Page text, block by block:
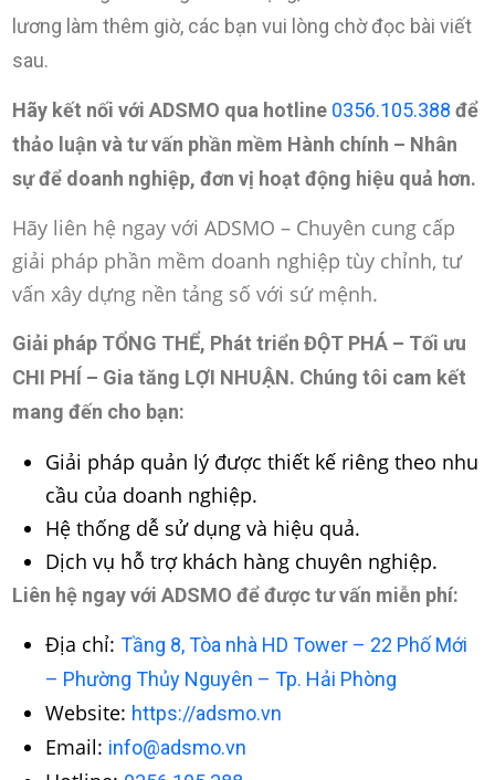
lương làm thêm giờ, các bạn vui lòng chờ đọc bài viết
sau.
Hãy kết nối với ADSMO qua hotline 0356.105.388để
thảo luận và tư vấn phần mềm Hành chính – Nhân
sự để doanh nghiệp, đơn vị hoạt động hiệu quả hơn.
Hãy liên hệ ngay với ADSMO – Chuyên cung cấp
giải pháp phần mềm doanh nghiệp tùy chỉnh, tư
vấn xây dựng nền tảng số với sứ mệnh.
Giải pháp TỔNG THỂ, Phát triển ĐỘT PHÁ – Tối ưu
CHI PHÍ – Gia tăng LỢI NHUẬN. Chúng tôi cam kết
mang đến cho bạn:
Giải pháp quản lý được thiết kế riêng theo nhu
cầu của doanh nghiệp.
Hệ thống dễ sử dụng và hiệu quả.
Dịch vụ hỗ trợ khách hàng chuyên nghiệp.
Liên hệ ngay với ADSMO để được tư vấn miễn phí:
Địa chỉ:Tầng 8, Tòa nhà HD Tower – 22 Phố Mới
– Phường Thủy Nguyên – Tp. Hải Phòng
Website: https://adsmo.vn
Email: info@adsmo.vn